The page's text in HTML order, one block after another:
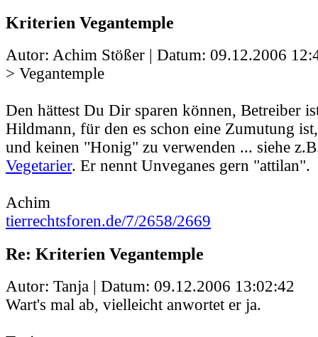
Kriterien Vegantemple
Autor: Achim Stößer | Datum: 09.12.2006
> Vegantemple
Den hättest Du Dir sparen können, Betreiber
Hildmann, für den es schon eine Zumutung
und keinen "Honig" zu verwenden ... siehe
Vegetarier. Er nennt Unveganes gern "attilan".
Achim
tierrechtsforen.de/7/2658/2669
Re: Kriterien Vegantemple
Autor: Tanja | Datum: 09.12.2006 13:02:42
Wart's mal ab, vielleicht anwortet er ja.